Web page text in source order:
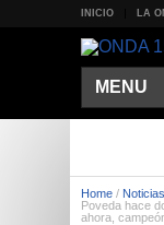
INICIO LA
MENU
Home / Noticias
Poveda hace
ahora,